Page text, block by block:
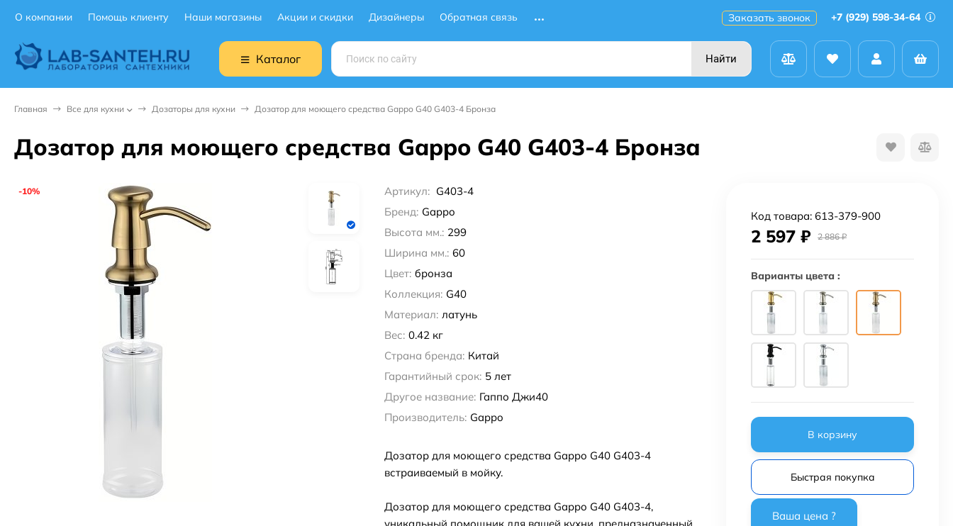
О компании Помощь клиенту Наши магазины Акции и скидки Дизайнеры Обратная связь Заказать звонок +7 (929) 598-34-64
Каталог Найти
Главная Все для кухни Дозаторы для кухни Дозатор для моющего средства Gappo G40 G403-4 Бронза
Дозатор для моющего средства Gappo G40 G403-4 Бронза
-10% Артикул: G403-4
Бренд: Gappo
Высота мм.: 299
Ширина мм.: 60
Цвет: бронза
Коллекция: G40
Материал: латунь
Вес: 0.42 кг
Страна бренда: Китай
Гарантийный срок: 5 лет
Другое название: Гаппо Джи40
Производитель: Gappo
Дозатор для моющего средства Gappo G40 G403-4
встраиваемый в мойку.
Дозатор для моющего средства Gappo G40 G403-4,
Код товара: 613-379-900
2 597 ₽ 2 886₽
Варианты цвета :
В корзину
Быстрая покупка